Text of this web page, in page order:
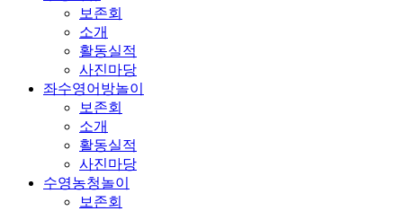
보존회
소개
활동실적
사진마당
좌수영어방놀이
보존회
소개
활동실적
사진마당
수영농청놀이
보존회